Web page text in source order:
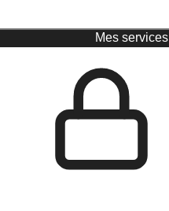
Mes services